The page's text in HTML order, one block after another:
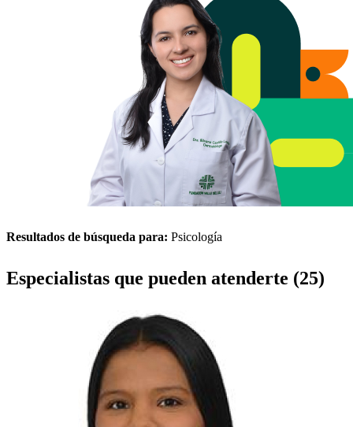
Resultados de búsqueda para: Psicología
Especialistas que pueden atenderte (25)